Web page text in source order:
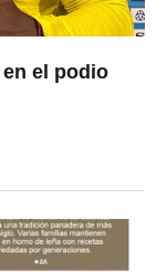
el podio